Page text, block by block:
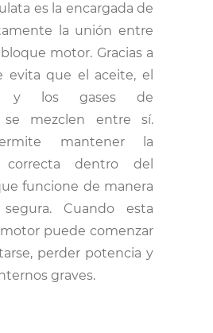
la unión entre
motor. Gracias a
evita que el aceite, el
y los gases de
se mezclen entre sí.
mantener la
correcta dentro del
funcione de manera
Cuando esta
motor puede comenzar
perder potencia y
graves.